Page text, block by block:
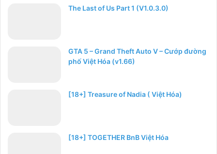
The Last of Us Part 1 (V1.0.3.0)
GTA 5 – Grand Theft Auto V – Cướp đường
phố Việt Hóa (v1.66)
[18+] Treasure of Nadia ( Việt Hóa)
[18+] TOGETHER BnB Việt Hóa